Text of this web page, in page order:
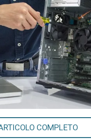
COMPLETO